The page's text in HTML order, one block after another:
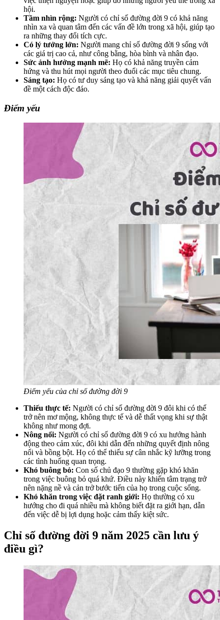
hội.
Tầm nhìn rộng: Người có chỉ số đường đời 9 có khả năng
nhìn xa và quan tâm đến các vấn đề lớn trong xã hội, giúp tạo
ra những thay đổi tích cực.
Có lý tưởng lớn: Người mang chỉ số đường đời 9 sống với
các giá trị cao cả, như công bằng, hòa bình và nhân đạo.
Sức ảnh hưởng mạnh mẽ: Họ có khả năng truyền cảm
hứng và thu hút mọi người theo đuổi các mục tiêu chung.
Sáng tạo: Họ có tư duy sáng tạo và khả năng giải quyết vấn
đề một cách độc đáo.
Điểm yếu
Điểm yếu của chỉ số đường đời 9
Thiếu thực tế: Người có chỉ số đường đời 9 đôi khi có thể
trở nên mơ mộng, không thực tế và dễ thất vọng khi sự thật
không như mong đợi.
Nông nổi: Người có chỉ số đường đời 9 có xu hướng hành
động theo cảm xúc, đôi khi dẫn đến những quyết định nông
nổi và bồng bột. Họ có thể thiếu sự cân nhắc kỹ lưỡng trong
các tình huống quan trọng.
Khó buông bỏ: Con số chủ đạo 9 thường gặp khó khăn
trong việc buông bỏ quá khứ. Điều này khiến tâm trạng trở
nên nặng nề và cản trở bước tiến của họ trong cuộc sống.
Khó khăn trong việc đặt ranh giới: Họ thường có xu
hướng cho đi quá nhiều mà không biết đặt ra giới hạn, dẫn
đến việc dễ bị lợi dụng hoặc cảm thấy kiệt sức.
Chỉ số đường đời 9 năm 2025 cần lưu ý
điều gì?